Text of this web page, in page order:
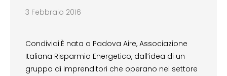
3 Febbraio 2016
Condividi:È nata a Padova Aire, Associazione
Italiana Risparmio Energetico, dall’idea di un
gruppo di imprenditori che operano nel settore